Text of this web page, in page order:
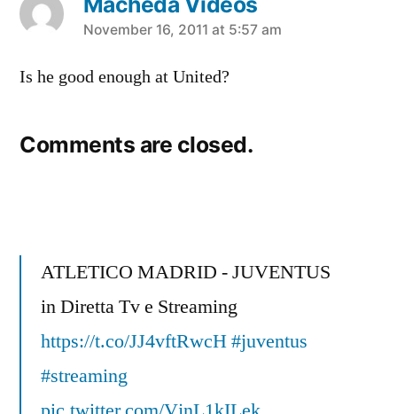
says:
November 16, 2011 at 5:57 am
Is he good enough at United?
Comments are closed.
ATLETICO MADRID - JUVENTUS
in Diretta Tv e Streaming
https://t.co/JJ4vftRwcH#juventus
#streaming